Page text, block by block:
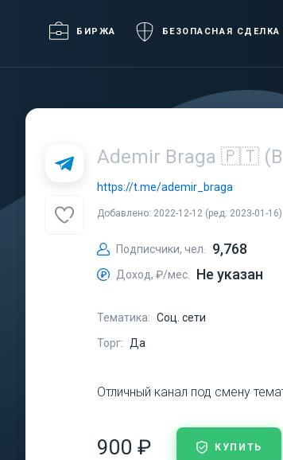
БИРЖА БЕЗОПАСНАЯ СДЕЛКА
Ademir Braga 🇵🇹
https://t.me/ademir_braga
Добавлено: 2022-12-12 (ред. 2023-01-16)
Подписчики, чел. 9,768
Доход, ₽/мес. Не указан
Тематика: Соц. сети
Торг:
Да
Отличный канал под смену
900 ₽ КУПИТЬ